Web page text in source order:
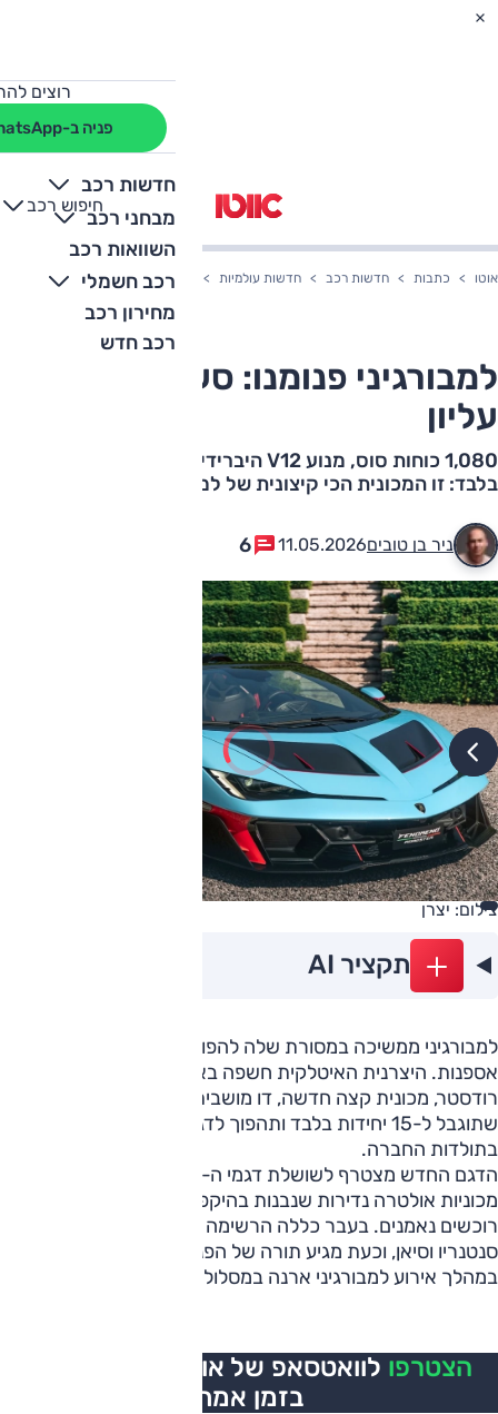
רוצים
פניה ב-WhatsApp
חדשות רכב
מבחני רכב
השוואות רכב
רכב חשמלי
מחירון רכב
רכב חדש
חיפוש רכב
+
-
אוטו כתבות חדשות רכב חדשות עולמיות למבורגיני פנומנו: סערה בלי חלק
למבורגיני פנומנו: סערה בלי חלק
עליון
בלבד: זו המכונית הכי קיצונית של למבורגיני
ניר בן טובים11.05.2026
6
צילום: יצרן
תקציר AI
למבורגיני ממשיכה במסורת שלה להפוך מכוניות על לפריטי
אספנות. היצרנית האיטלקית חשפה באימולה את 'פנומנו'
רודסטר, מכונית קצה חדשה, דו מושבית המבוססת על רוואלוטו
שתוגבל ל-15 יחידות בלבד ותהפוך לדגם הרודסטר החזק ביותר
בתולדות החברה.
מכוניות אולטרה נדירות שנבנות בהיקפים מצומצמים בעיקר עבור
רוכשים נאמנים. בעבר כללה הרשימה הזו את רוונטון, וננו,
סנטנריו וסיאן, וכעת מגיע תורה של הפנומנו רודסטר, שנחשפה
במהלך אירוע למבורגיני ארנה במסלול אימולה באיטליה.
הצטרפו לוואטסאפ של אוטו, כל העדכונים
בזמן אמת